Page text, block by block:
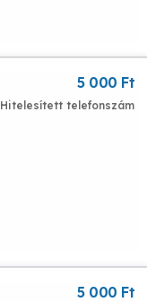
5 000 Ft
Hitelesített telefonszám
5 000 Ft